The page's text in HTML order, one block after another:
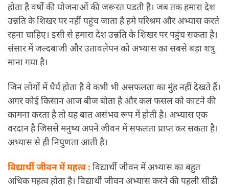
होता है वर्षों की योजनाओं की जरूरत पडती है। जब तक हमारा देश
उन्नति के शिखर पर नहीं पहुंच जाता है हमे परिश्रम और अभ्यास करते
रहना चाहिए। इसी से हमारा देश उन्नति के शिखर पर पहुंच सकता है।
संसार में जल्दबाजी और उतावलेपन को अभ्यास का सबसे बड़ा शत्रु
माना गया है।
जिन लोगों में धैर्य होता है वे कभी भी असफलता का मुंह नहीं देखते हैं।
अगर कोई किसान आज बीज बोता है और कल फसल को काटने की
कामना करता है तो यह बात असंभव रूप में होती है। अभ्यास एक
वरदान है जिससे मनुष्य अपने जीवन में सफलता प्राप्त कर सकता है।
अभ्यास से ही निपुणता आती है।
विद्यार्थी जीवन में महत्व : विद्यार्थी जीवन में अभ्यास का बहुत
अधिक महत्व होता है। विद्यार्थी जीवन अभ्यास करने की पहली सीढी